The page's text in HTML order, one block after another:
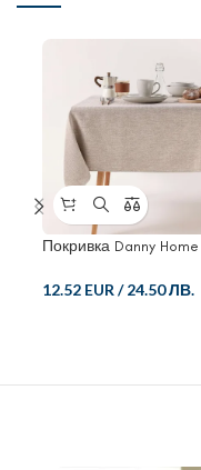
Покривка Danny Home
12.52 EUR /24.50 ЛВ.